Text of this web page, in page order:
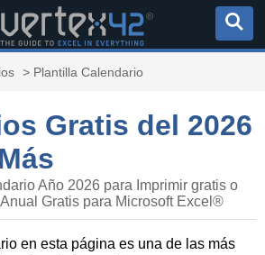
> Plantilla Calendario
Gratis del 2026
Año 2026 para Imprimir gratis o
Gratis para Microsoft Excel®
en esta página es una de las más